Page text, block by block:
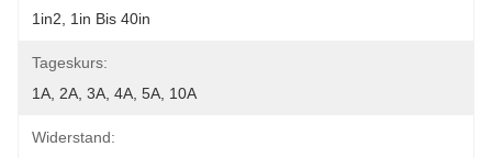
1in2, 1in Bis 40in
Tageskurs:
1A, 2A, 3A, 4A, 5A, 10A
Widerstand: